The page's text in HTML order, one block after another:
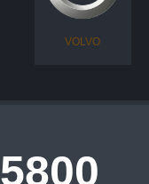
VOLVO
6000+